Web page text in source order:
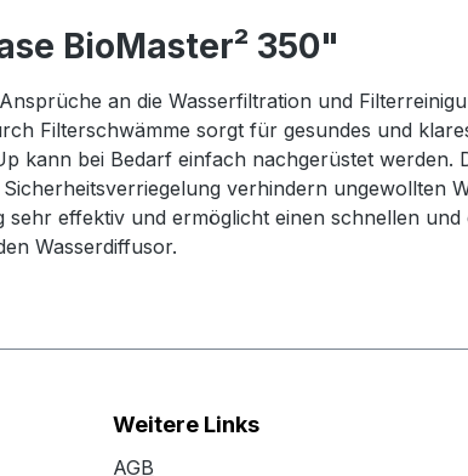
BioMaster² 350"
an die Wasserfiltration und
Filterschwämme sorgt für gesundes und
kann bei Bedarf einfach nachgerüstet
verhindern ungewollten
effektiv und ermöglicht einen schnellen
Wasserdiffusor.
Weitere Links
AGB